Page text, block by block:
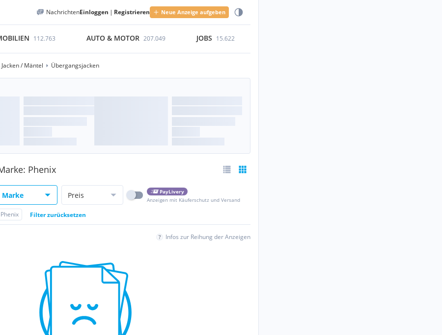
NachrichtenEinloggen | Registrieren Neue Anzeige aufgeben
112.763 AUTO & MOTOR 207.049 JOBS 15.622
/ Mäntel Übergangsjacken
Phenix
Marke Preis
PayLivery
Anzeigen mit Käuferschutz und Versand
Phenix Filter zurücksetzen
Infos zur Reihung der Anzeigen